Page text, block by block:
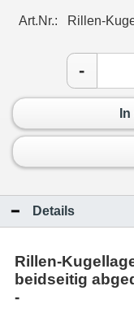
Art.Nr.: Rillen-
-
Details
Rillen-
beidseitig
-